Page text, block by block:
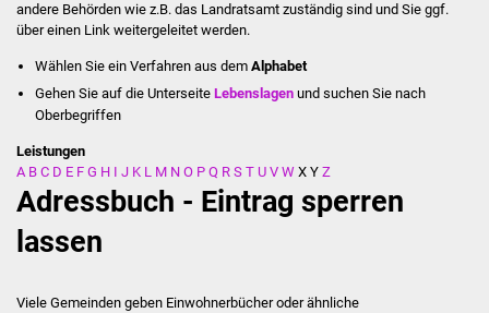
Jugendbeirat
Summerrockfestival
Stadtverwaltung
andere Behörden wie z.B. das Landratsamt zuständig sind und Sie ggf.
über einen Link weitergeleitet werden.
Wählen Sie ein Verfahren aus dem Alphabet
Gehen Sie auf die UnterseiteLebenslagen und suchen Sie nach
Oberbegriffen
Leistungen
A B C D E F G H I J K L M N O P Q R S T U V W X Y Z
Adressbuch - Eintrag sperren
lassen
Viele Gemeinden geben Einwohnerbücher oder ähnliche